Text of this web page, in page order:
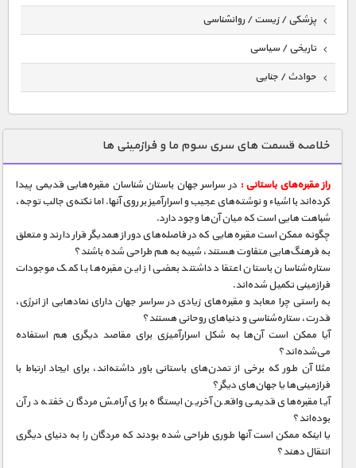
پزشکی / زیست / روانشناسی
تاریخی / سیاسی
حوادث / جنایی
دنیای خوراکی ها
زمین شناسی / محیط زیست
سازه/ معماری/ مهندسی
سرگرمی
شناخت کودکان
طبیعت
علم و فناوری
فرهنگ / هنر
کیهان / نجوم
گردشگری
ماورایی
مسابقات / ورزشی
خلاصه قسمت های سری سوم ما و فرازمینی ها
راز مقبره‌های باستانی : در سراسر جهان باستان شناسان مقبره‌هایی قدیمی پیدا
کرده‌اند با اشیاء و نوشته‌های عجیب و اسرارآمیز بر روی آنها. اما نکته‌ی جالب توجه،
شباهت‌ هایی است که میان آن‌ها وجود دارد.
چگونه ممکن است مقبره‌هایی که در فاصله‌های دور از همدیگر قرار دارند و متعلق
به فرهنگ‌هایی متفاوت هستند، شبیه به هم طراحی شده باشند؟
ستاره‌شناسان باستان اعتقاد داشتند بعضی از این مقبره‌ها با کمک موجودات
فرازمینی تکمیل شده‌اند.
به راستی چرا معابد و مقبره‌های زیادی در سراسر جهان دارای نمادهایی از انرژی،
قدرت، ستاره‌شناسی و دنیاهای روحانی هستند؟
آیا ممکن است آن‌ها به شکل اسرارآمیزی برای مقاصد دیگری هم استفاده
می‌شده‌اند؟
مثلا آن طور که برخی از تمدن‌های باستانی باور داشته‌اند، برای ایجاد ارتباط با
فرازمینی‌ها یا جهان‌های دیگر؟
آیا مقبره‌های قدیمی واقعن آخرین ایستگاه برای آرامش مردگان خفته در آن
بود‌ه‌اند؟
یا اینکه ممکن است آنها طوری طراحی شده بودند که مردگان را به دنیای دیگری
انتقال دهند؟